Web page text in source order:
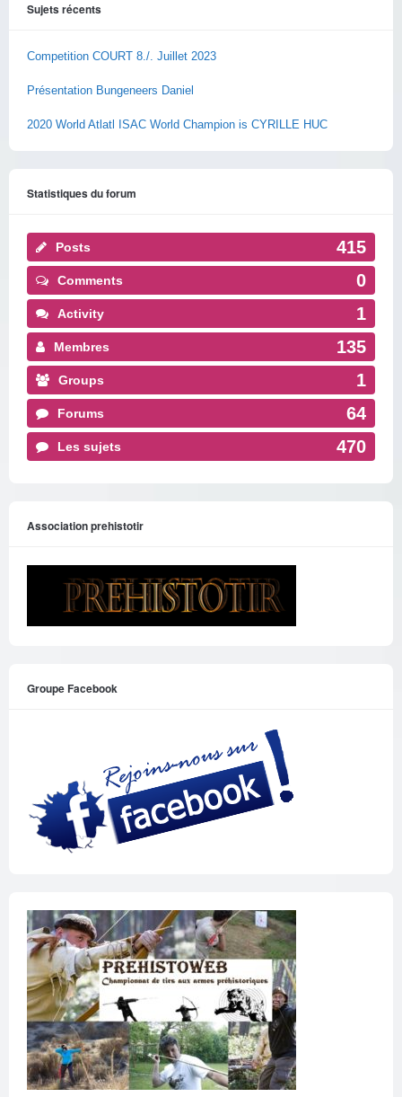
Sujets récents
Competition COURT 8./. Juillet 2023
Présentation Bungeneers Daniel
2020 World Atlatl ISAC World Champion is CYRILLE HUC
Statistiques du forum
Posts 415
Comments 0
Activity 1
Membres 135
Groups 1
Forums 64
Les sujets 470
Association prehistotir
Groupe Facebook